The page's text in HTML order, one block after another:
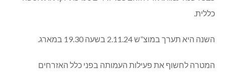
כללית.
השנה היא תערך במוצ”ש 2.11.24 בשעה 19.30 במארג.
המטרה לחשוף את פעילות העמותה בפני כלל האזרחים